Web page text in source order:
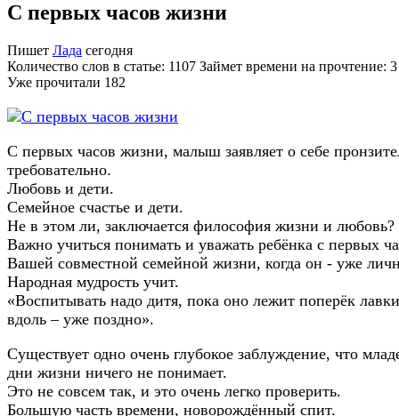
С первых часов жизни
Пишет Лада сегодня
Количество слов в статье: 1107 Займет времени на прочтение:
Уже прочитали 182
С первых часов жизни, малыш заявляет о себе
требовательно.
Любовь и дети.
Семейное счастье и дети.
Не в этом ли, заключается философия жизни и любовь?
Важно учиться понимать и уважать ребёнка с первых
Вашей совместной семейной жизни, когда он - уже
Народная мудрость учит.
«Воспитывать надо дитя, пока оно лежит поперёк
вдоль – уже поздно».
Существует одно очень глубокое заблуждение, что
дни жизни ничего не понимает.
Это не совсем так, и это очень легко проверить.
Большую часть времени, новорождённый спит.